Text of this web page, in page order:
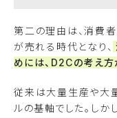
第二の理由は、消費
が売れる時代となり、
めには、D2Cの考え
従来は大量生産や大
ルの基軸でした。し